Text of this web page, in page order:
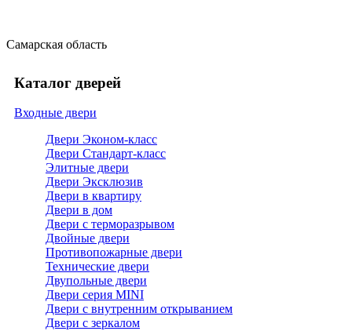
Самарская область
Каталог дверей
Входные двери
Двери Эконом-класс
Двери Стандарт-класс
Элитные двери
Двери Эксклюзив
Двери в квартиру
Двери в дом
Двери с терморазрывом
Двойные двери
Противопожарные двери
Технические двери
Двупольные двери
Двери серия MINI
Двери с внутренним открыванием
Двери с зеркалом